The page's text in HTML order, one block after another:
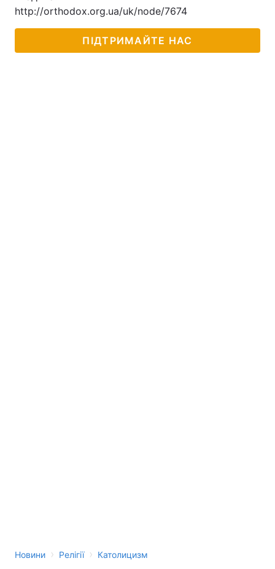
http://orthodox.org.ua/uk/node/7674
ПІДТРИМАЙТЕ НАС
Новини › Релігії › Католицизм